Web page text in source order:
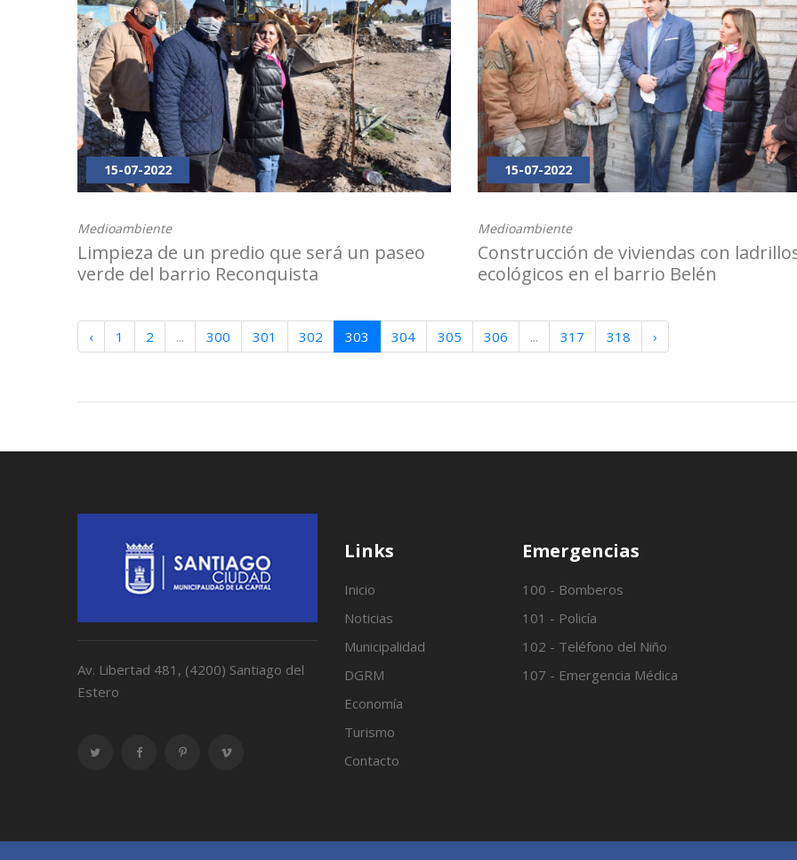
15-07-2022
Medioambiente
Limpieza de un predio que será un paseo
verde del barrio Reconquista
15-07-2022
Medioambiente
Construcción de viviendas con
ecológicos en el barrio Belén
‹ 1 2 ... 300 301 302 303 304 305 306 ... 317 318 ›
Av. Libertad 481, (4200) Santiago del
Estero
Links
Inicio
Noticias
Municipalidad
DGRM
Economía
Turismo
Contacto
Emergencias
100 - Bomberos
101 - Policía
102 - Teléfono del Niño
107 - Emergencia Médica